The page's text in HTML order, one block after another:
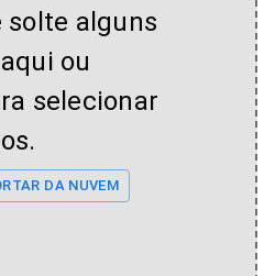
solte alguns
ou
selecionar
DA NUVEM